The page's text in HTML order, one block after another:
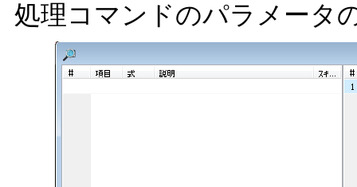
処理コマンドのパラメータ